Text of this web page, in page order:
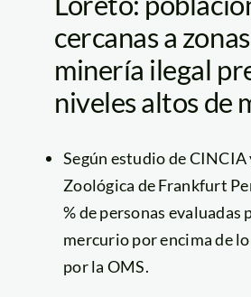
cercanas a
minería ilegal
niveles altos de
Según estudio de CINCIA
Zoológica de Frankfurt
% de personas evaluadas
mercurio por encima de
por la OMS.